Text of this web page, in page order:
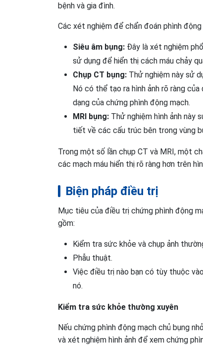
bệnh và gia đình.
Các xét nghiệm để chẩn đoán phình
Siêu âm bụng: Đây là xét nghiệm
sử dụng để hiển thị cách máu chảy
Chụp CT bụng: Thử nghiệm này sử
Nó có thể tạo ra hình ảnh rõ ràng
dạng của chứng phình động mạch.
MRI bụng: Thử nghiệm hình ảnh này
tiết về các cấu trúc bên trong vùng
Trong một số lần chụp CT và MRI, một
các mạch máu hiển thị rõ ràng hơn trên
Biện pháp điều trị
Mục tiêu của điều trị chứng phình động
gồm:
Kiểm tra sức khỏe và chụp ảnh
Phẫu thuật.
Việc điều trị nào bạn có tùy thuộc
nó.
Kiểm tra sức khỏe thường xuyên
Nếu chứng phình động mạch chủ bụng
và xét nghiệm hình ảnh để xem chứng